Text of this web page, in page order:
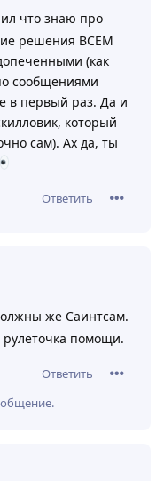
что знаю про
решения ВСЕМ
(как
сообщениями
в первый раз. Да и
который
сам). Ах да, ты
Ответить
же Саинтсам.
рулеточка помощи.
Ответить